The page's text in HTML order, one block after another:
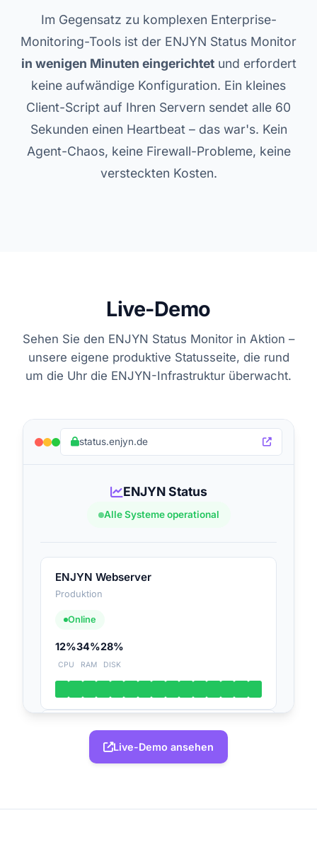
Im Gegensatz zu komplexen Enterprise-
Monitoring-Tools ist der ENJYN Status Monitor
in wenigen Minuten eingerichtetund erfordert
keine aufwändige Konfiguration. Ein kleines
Client-Script auf Ihren Servern sendet alle 60
Sekunden einen Heartbeat – das war's. Kein
Agent-Chaos, keine Firewall-Probleme, keine
versteckten Kosten.
Live-Demo
Sehen Sie den ENJYN Status Monitor in Aktion –
unsere eigene produktive Statusseite, die rund
um die Uhr die ENJYN-Infrastruktur überwacht.
status.enjyn.de
ENJYN Status
Alle Systeme operational
ENJYN Webserver
Produktion
Online
12%
CPU
34%
RAM
28%
DISK
Database Server
Live-Demo ansehen